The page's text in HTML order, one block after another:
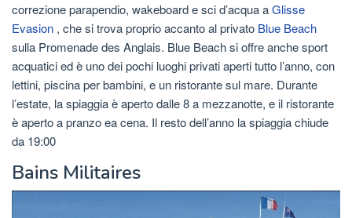
correzione parapendio, wakeboard e sci d’acqua aGlisse
Evasion , che si trova proprio accanto al privato Blue Beach
sulla Promenade des Anglais. Blue Beach si offre anche sport
acquatici ed è uno dei pochi luoghi privati aperti tutto l’anno, con
lettini, piscina per bambini, e un ristorante sul mare. Durante
l’estate, la spiaggia è aperto dalle 8 a mezzanotte, e il ristorante
è aperto a pranzo ea cena. Il resto dell’anno la spiaggia chiude
da 19:00
Bains Militaires